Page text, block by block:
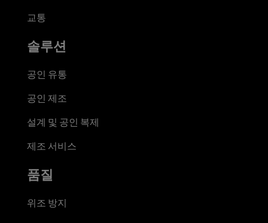
교통
솔루션
공인 유통
공인 제조
설계 및 공인 복제
제조 서비스
품질
위조 방지